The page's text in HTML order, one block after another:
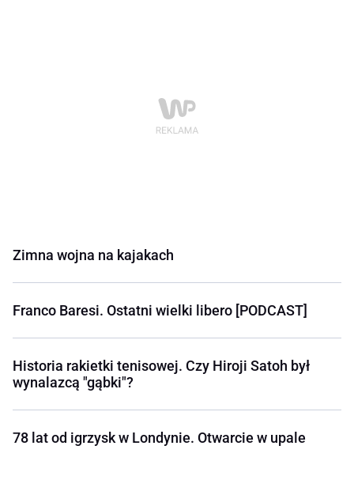
Zimna wojna na kajakach
Franco Baresi. Ostatni wielki libero [PODCAST]
Historia rakietki tenisowej. Czy Hiroji Satoh był
wynalazcą "gąbki"?
78 lat od igrzysk w Londynie. Otwarcie w upale